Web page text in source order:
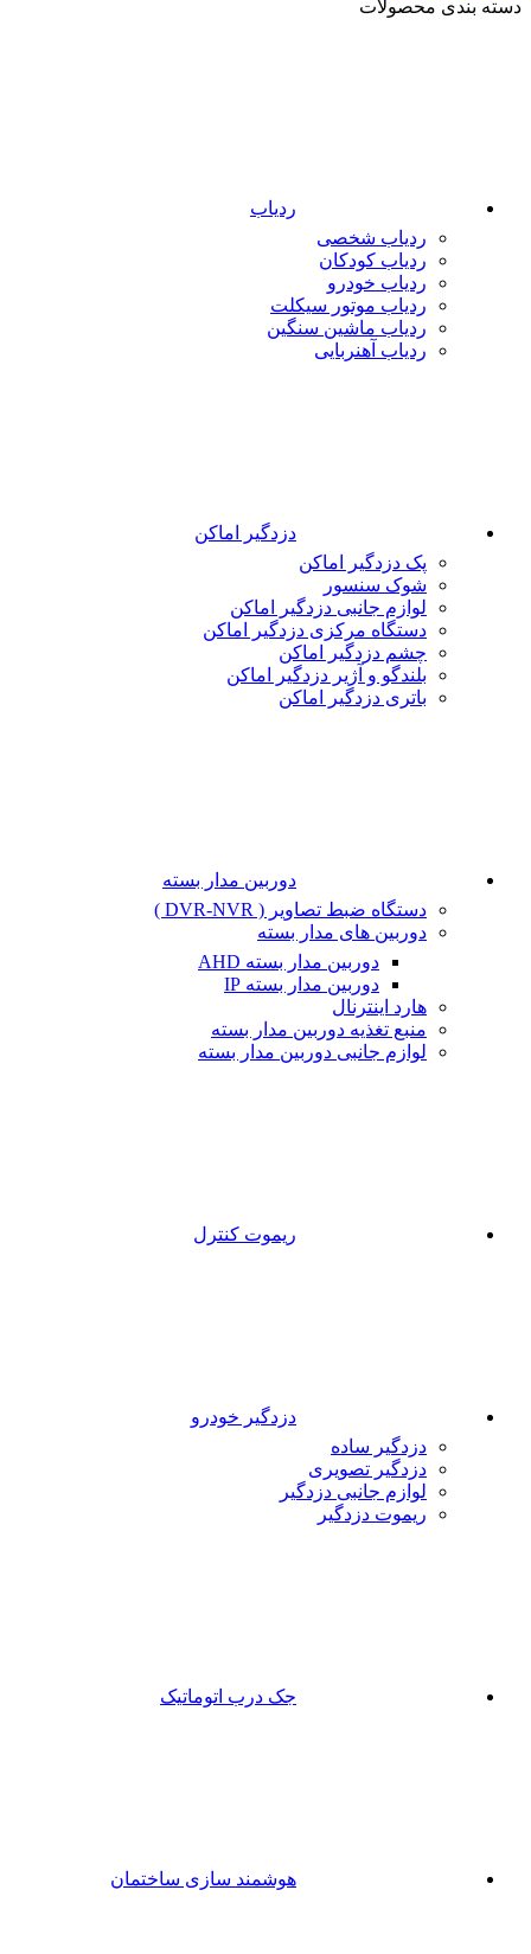
دسته بندی محصولات
ردیاب
ردیاب شخصی
ردیاب کودکان
ردیاب خودرو
ردیاب موتور سیکلت
ردیاب ماشین سنگین
ردیاب آهنربایی
دزدگیر اماکن
پک دزدگیر اماکن
شوک سنسور
لوازم جانبی دزدگیر اماکن
دستگاه مرکزی دزدگیر اماکن
چشم دزدگیر اماکن
بلندگو و آژیر دزدگیر اماکن
باتری دزدگیر اماکن
دوربین مدار بسته
دستگاه ضبط تصاویر ( DVR-NVR )
دوربین های مدار بسته
دوربین مدار بسته AHD
دوربین مدار بسته IP
هارد اینترنال
منبع تغذیه دوربین مدار بسته
لوازم جانبی دوربین مدار بسته
ریموت کنترل
دزدگیر خودرو
دزدگیر ساده
دزدگیر تصویری
لوازم جانبی دزدگیر
ریموت دزدگیر
جک درب اتوماتیک
هوشمند سازی ساختمان